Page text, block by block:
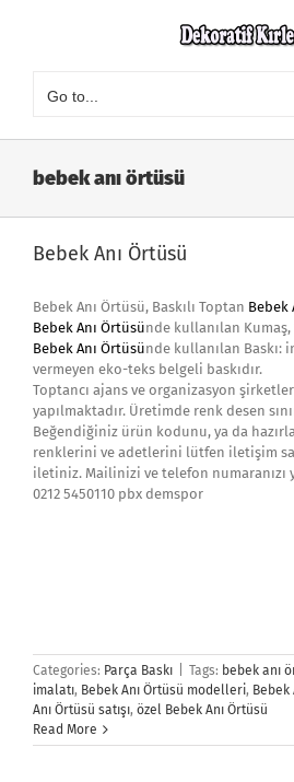
Go to...
bebek anı örtüsü
Bebek Anı Örtüsü
Bebek Anı Örtüsü, Baskılı Toptan Bebek
Bebek Anı Örtüsünde kullanılan
Bebek Anı Örtüsünde kullanılan Baskı:
vermeyen eko-teks belgeli baskıdır.
Toptancı ajans ve organizasyon
yapılmaktadır. Üretimde renk desen
Beğendiğiniz ürün kodunu, ya da
renklerini ve adetlerini lütfen iletişim
iletiniz. Mailinizi ve telefon numaranızı
0212 5450110 pbx demspor
Categories: Parça Baskı Tags: bebek anı
imalatı, Bebek Anı Örtüsü modelleri, Bebek
Anı Örtüsü satışı, özel Bebek Anı Örtüsü
Read More